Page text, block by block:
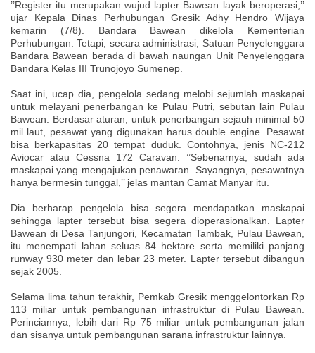
’’Register itu merupakan wujud lapter Bawean layak beroperasi,’’
ujar Kepala Dinas Perhubungan Gresik Adhy Hendro Wijaya
kemarin (7/8). Bandara Bawean dikelola Kementerian
Perhubungan. Tetapi, secara administrasi, Satuan Penyelenggara
Bandara Bawean berada di bawah naungan Unit Penyelenggara
Bandara Kelas III Trunojoyo Sumenep.
Saat ini, ucap dia, pengelola sedang melobi sejumlah maskapai
untuk melayani penerbangan ke Pulau Putri, sebutan lain Pulau
Bawean. Berdasar aturan, untuk penerbangan sejauh minimal 50
mil laut, pesawat yang digunakan harus double engine. Pesawat
bisa berkapasitas 20 tempat duduk. Contohnya, jenis NC-212
Aviocar atau Cessna 172 Caravan. ’’Sebenarnya, sudah ada
maskapai yang mengajukan penawaran. Sayangnya, pesawatnya
hanya bermesin tunggal,’’ jelas mantan Camat Manyar itu.
Dia berharap pengelola bisa segera mendapatkan maskapai
sehingga lapter tersebut bisa segera dioperasionalkan. Lapter
Bawean di Desa Tanjungori, Kecamatan Tambak, Pulau Bawean,
itu menempati lahan seluas 84 hektare serta memiliki panjang
runway 930 meter dan lebar 23 meter. Lapter tersebut dibangun
sejak 2005.
Selama lima tahun terakhir, Pemkab Gresik menggelontorkan Rp
113 miliar untuk pembangunan infrastruktur di Pulau Bawean.
Perinciannya, lebih dari Rp 75 miliar untuk pembangunan jalan
dan sisanya untuk pembangunan sarana infrastruktur lainnya.